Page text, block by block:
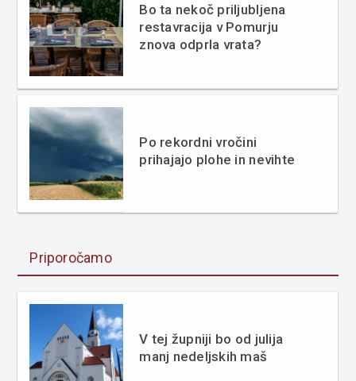
Bo ta nekoč priljubljena
restavracija v Pomurju
znova odprla vrata?
Po rekordni vročini
prihajajo plohe in nevihte
Priporočamo
V tej župniji bo od julija
manj nedeljskih maš